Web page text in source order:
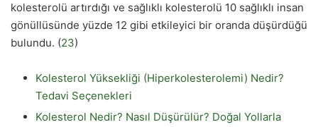
kolesterolü artırdığı ve sağlıklı kolesterolü 10 sağlıklı insan
gönüllüsünde yüzde 12 gibi etkileyici bir oranda düşürdüğü
bulundu. (23)
Kolesterol Yüksekliği (Hiperkolesterolemi) Nedir?
Tedavi Seçenekleri
Kolesterol Nedir? Nasıl Düşürülür? Doğal Yollarla